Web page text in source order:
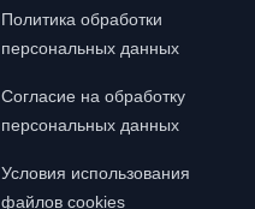
Политика обработки
персональных данных
Согласие на обработку
персональных данных
Условия использования
файлов cookies